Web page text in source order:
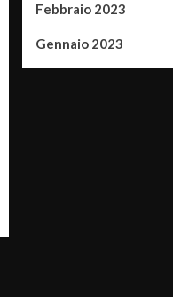
Febbraio 2023
Gennaio 2023